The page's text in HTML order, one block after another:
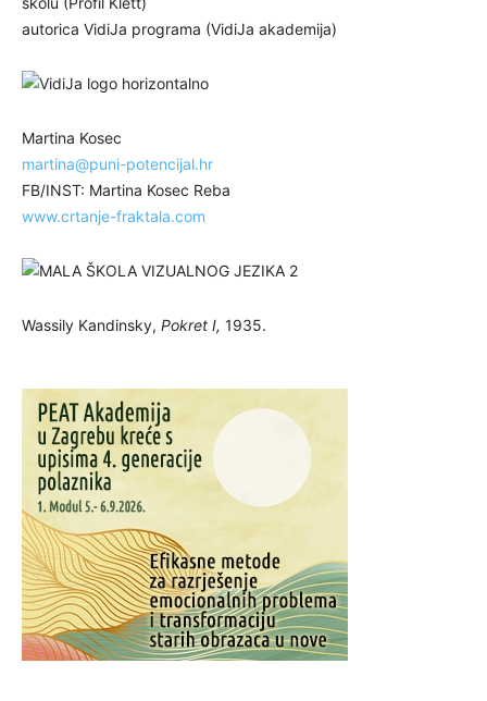
autorica VidiJa programa (VidiJa akademija)
Martina Kosec
martina@puni-potencijal.hr
FB/INST: Martina Kosec Reba
www.crtanje-fraktala.com
Wassily Kandinsky, Pokret I, 1935.